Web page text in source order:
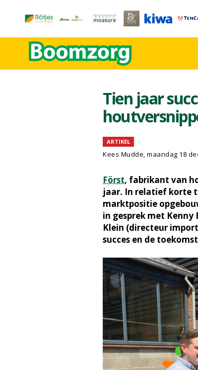
Tien jaar
ARTIKEL
Kees Mudde, maandag 18
Först, fabrikant van
jaar. In relatief korte
marktpositie
in gesprek met
Klein (directeur
succes en de